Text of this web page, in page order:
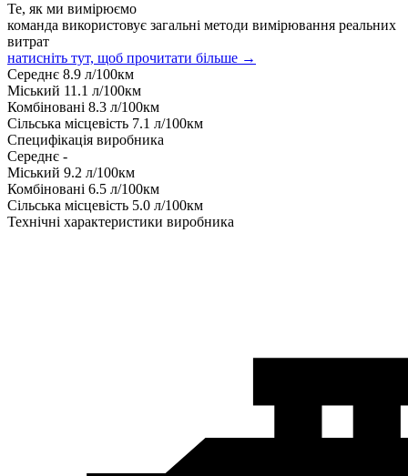
Те, як ми вимірюємо
команда використовує загальні методи вимірювання реальних
витрат
натисніть тут, щоб прочитати більше →
Середнє 8.9 л/100км
Міський 11.1 л/100км
Комбіновані 8.3 л/100км
Сільська місцевість 7.1 л/100км
Специфікація виробника
Середнє -
Міський 9.2 л/100км
Комбіновані 6.5 л/100км
Сільська місцевість 5.0 л/100км
Технічні характеристики виробника